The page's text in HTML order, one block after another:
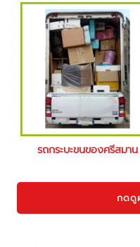
รถกระบะขนของศรีสมาน
กดดู